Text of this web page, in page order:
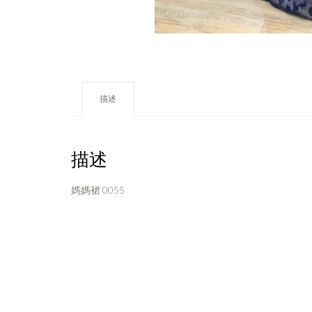
描述
描述
媽媽裙 0055